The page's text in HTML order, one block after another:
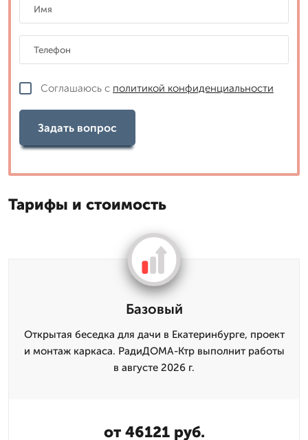
Соглашаюсь с политикой конфиденциальности
Задать вопрос
Тарифы и стоимость
Базовый
Открытая беседка для дачи в Екатеринбурге, проект
и монтаж каркаса. РадиДОМА-Ктр выполнит работы
в августе 2026 г.
от 46121 руб.